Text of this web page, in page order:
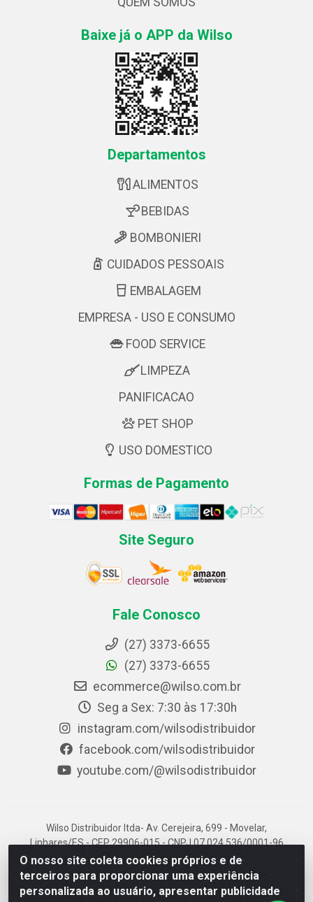
O nosso site coleta cookies próprios e de
terceiros para proporcionar uma experiência
personalizada ao usuário, apresentar publicidade
Baixe já o APP da Wilso
Departamentos
ALIMENTOS
BEBIDAS
BOMBONIERI
CUIDADOS PESSOAIS
EMBALAGEM
EMPRESA - USO E CONSUMO
FOOD SERVICE
LIMPEZA
PANIFICACAO
PET SHOP
USO DOMESTICO
Formas de Pagamento
Site Seguro
Fale Conosco
(27) 3373-6655
(27) 3373-6655
ecommerce@wilso.com.br
Seg a Sex: 7:30 às 17:30h
instagram.com/wilsodistribuidor
facebook.com/wilsodistribuidor
youtube.com/@wilsodistribuidor
Wilso Distribuidor ltda- Av. Cerejeira, 699 - Movelar,
Linhares/ES - CEP 29906-015 - CNPJ 07.024.536/0001-96